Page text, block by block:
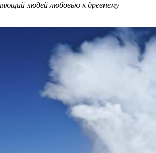
людей любовью к древнему